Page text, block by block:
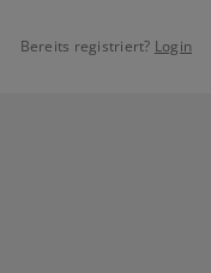
Bereits registriert? Login